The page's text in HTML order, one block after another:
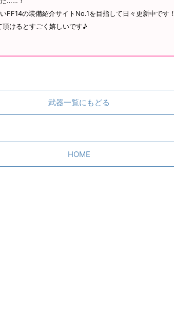
FF14の装備紹介サイトNo.1を目指して日々更新中です！
けるとすごく嬉しいです♪
武器一覧にもどる
HOME